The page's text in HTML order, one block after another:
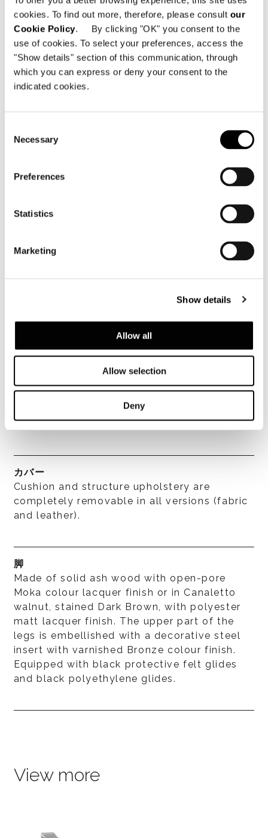
cookies. To find out more, therefore, please consult our
Cookie Policy. By clicking "OK" you consent to the
use of cookies. To select your preferences, access the
"Show details" section of this communication, through
which you can express or deny your consent to the
indicated cookies.
Selection
Necessary
Preferences
Statistics
Marketing
Show details
Allow all
Allow selection
Deny
構造体
elastic webbing, and coated in fire-resistant
hypoallergenic cotton fabric that lends
with core insert in high-resilience
polyurethane foam laminated to white
hypoallergenic cotton fabric.
カバー
Cushion and structure upholstery are
completely removable in all versions (fabric
and leather).
脚
Made of solid ash wood with open-pore
Moka colour lacquer finish or in Canaletto
walnut, stained Dark Brown, with polyester
matt lacquer finish. The upper part of the
legs is embellished with a decorative steel
insert with varnished Bronze colour finish.
Equipped with black protective felt glides
and black polyethylene glides.
View more